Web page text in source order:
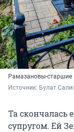
Рамазановы-старшие
Источник: Булат
Та скончалась
супругом. Ей